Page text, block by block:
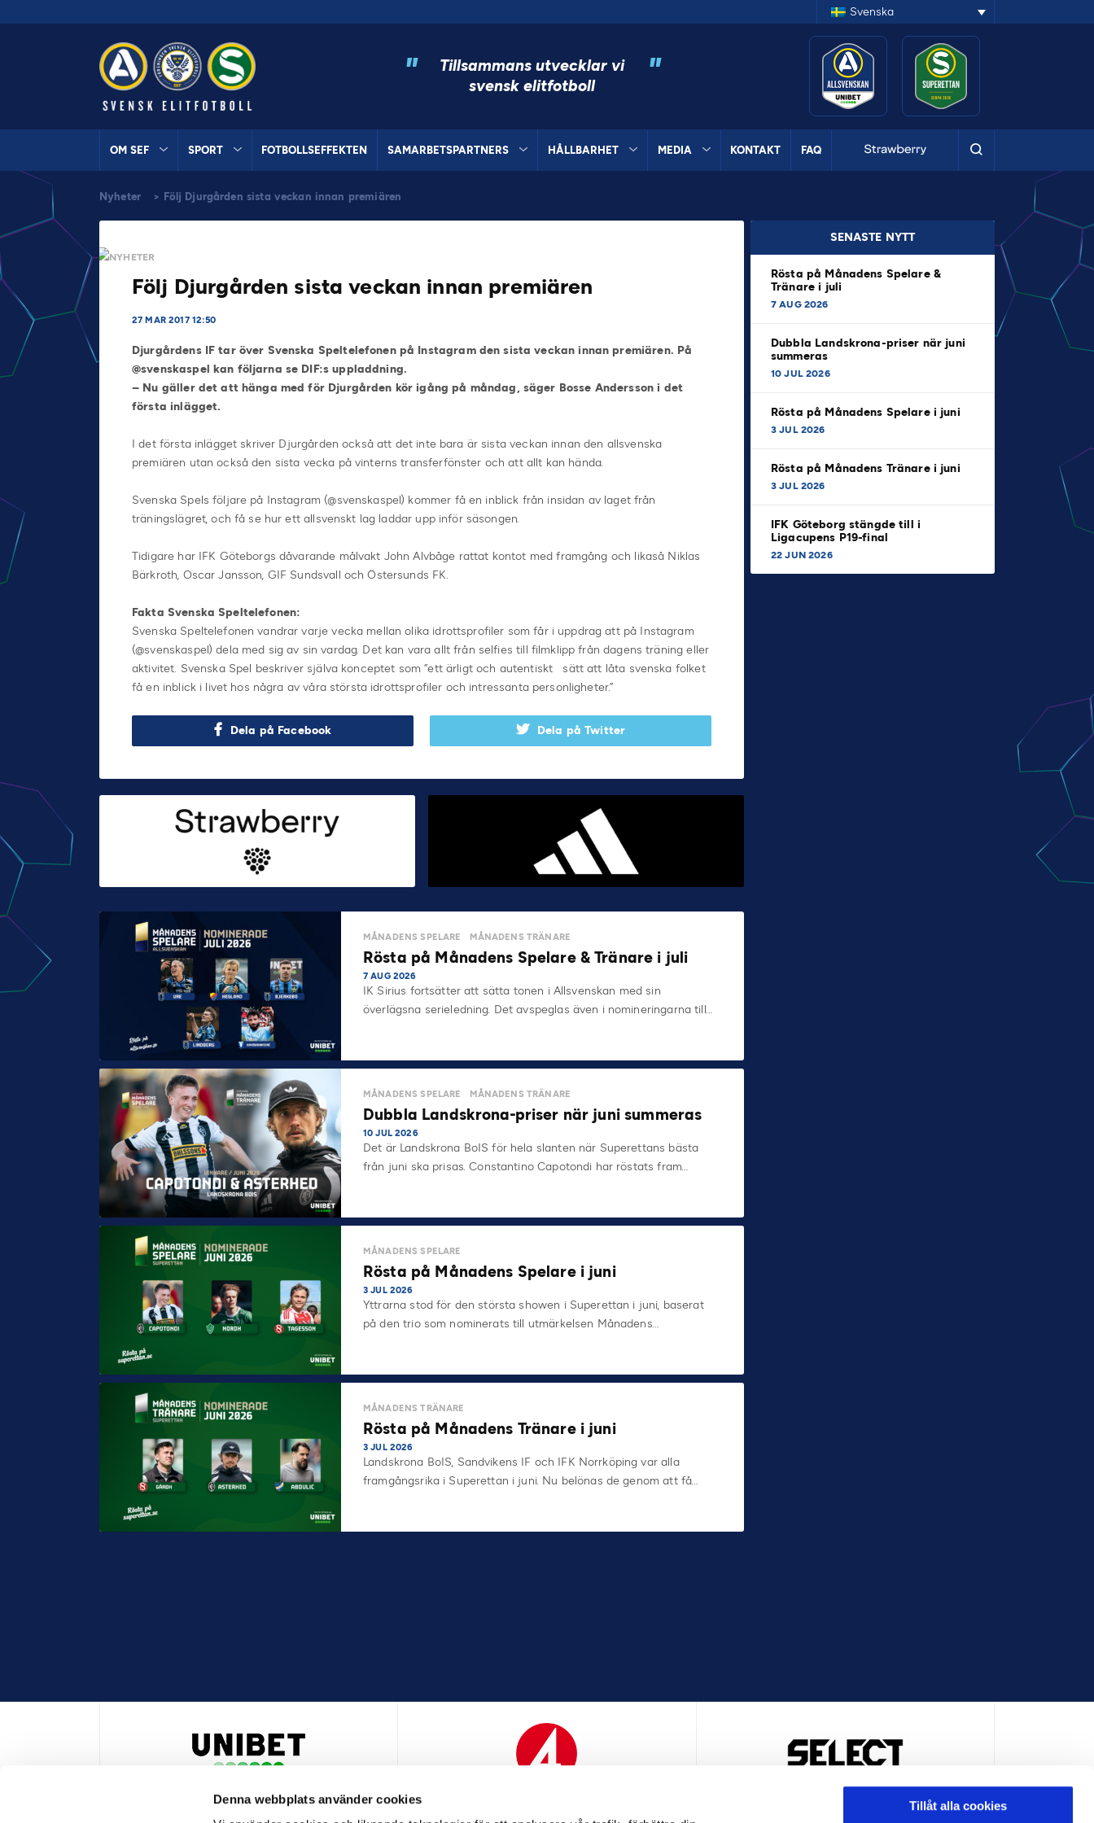
Denna webbplats använder cookies
Tillåt alla cookies
Svenska
"
Tillsammans utvecklar vi
svensk elitfotboll
"
OM SEF SPORT FOTBOLLSEFFEKTEN SAMARBETSPARTNERS HÅLLBARHET MEDIA KONTAKT FAQ
Nyheter > Följ Djurgården sista veckan innan premiären
NYHETER
Följ Djurgården sista veckan innan premiären
27 MAR 2017 12:50
Djurgårdens IF tar över Svenska Speltelefonen på Instagram den sista veckan innan premiären. På
@svenskaspel kan följarna se DIF:s uppladdning.
– Nu gäller det att hänga med för Djurgården kör igång på måndag, säger Bosse Andersson i det
första inlägget.
I det första inlägget skriver Djurgården också att det inte bara är sista veckan innan den allsvenska
premiären utan också den sista vecka på vinterns transferfönster och att allt kan hända.
Svenska Spels följare på Instagram (@svenskaspel) kommer få en inblick från insidan av laget från
träningslägret, och få se hur ett allsvenskt lag laddar upp inför säsongen.
Tidigare har IFK Göteborgs dåvarande målvakt John Alvbåge rattat kontot med framgång och likaså Niklas
Bärkroth, Oscar Jansson, GIF Sundsvall och Östersunds FK.
Fakta Svenska Speltelefonen:
Svenska Speltelefonen vandrar varje vecka mellan olika idrottsprofiler som får i uppdrag att på Instagram
(@svenskaspel) dela med sig av sin vardag. Det kan vara allt från selfies till filmklipp från dagens träning eller
aktivitet. Svenska Spel beskriver själva konceptet som ”ett ärligt och autentiskt sätt att låta svenska folket
få en inblick i livet hos några av våra största idrottsprofiler och intressanta personligheter.”
Dela på Facebook Dela på Twitter
SENASTE NYTT
Rösta på Månadens Spelare &
Tränare i juli
7 AUG 2026
Dubbla Landskrona-priser när juni
summeras
10 JUL 2026
Rösta på Månadens Spelare i juni
3 JUL 2026
Rösta på Månadens Tränare i juni
3 JUL 2026
IFK Göteborg stängde till i
Ligacupens P19-final
22 JUN 2026
MÅNADENS SPELARE MÅNADENS TRÄNARE
Rösta på Månadens Spelare & Tränare i juli
7 AUG 2026
IK Sirius fortsätter att sätta tonen i Allsvenskan med sin
överlägsna serieledning. Det avspeglas även i nomineringarna till…
MÅNADENS SPELARE MÅNADENS TRÄNARE
Dubbla Landskrona-priser när juni summeras
10 JUL 2026
Det är Landskrona BoIS för hela slanten när Superettans bästa
från juni ska prisas. Constantino Capotondi har röstats fram…
MÅNADENS SPELARE
Rösta på Månadens Spelare i juni
3 JUL 2026
Yttrarna stod för den största showen i Superettan i juni, baserat
på den trio som nominerats till utmärkelsen Månadens…
MÅNADENS TRÄNARE
Rösta på Månadens Tränare i juni
3 JUL 2026
Landskrona BoIS, Sandvikens IF och IFK Norrköping var alla
framgångsrika i Superettan i juni. Nu belönas de genom att få…
HUVUDPARTNER OCH PRESENTING PARTNER ALLSVENSKAN